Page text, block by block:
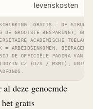
levenskosten
GRATIS = DE
DE GROOTSTE BESPARING); GOV
ACADEMISCHE
= ARBEIDSINKOMEN. BEDRAGEN EN
DE OFFICIËLE PAGINA VAN
(DZS / MŠMT),
deze genoemde
gratis